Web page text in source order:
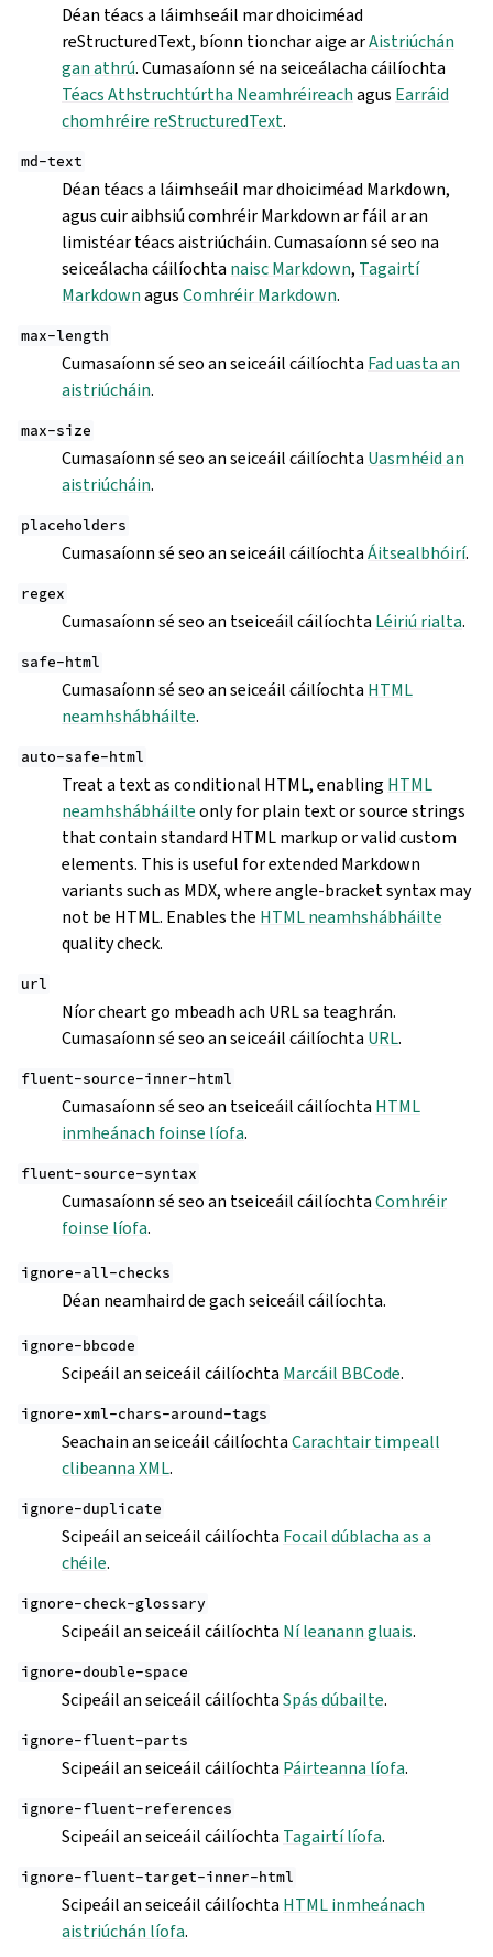
Déan téacs a láimhseáil mar dhoiciméad
reStructuredText, bíonn tionchar aige arAistriúchán
gan athrú. Cumasaíonn sé na seiceálacha cáilíochta
Téacs Athstruchtúrtha Neamhréireachagus Earráid
chomhréire reStructuredText.
md-text
Déan téacs a láimhseáil mar dhoiciméad Markdown,
agus cuir aibhsiú comhréir Markdown ar fáil ar an
limistéar téacs aistriúcháin. Cumasaíonn sé seo na
seiceálacha cáilíochta naisc Markdown, Tagairtí
MarkdownagusComhréir Markdown.
max-length
Cumasaíonn sé seo an seiceáil cáilíochta Fad uasta an
aistriúcháin.
max-size
Cumasaíonn sé seo an seiceáil cáilíochta Uasmhéid an
aistriúcháin.
placeholders
Cumasaíonn sé seo an seiceáil cáilíochtaÁitsealbhóirí.
regex
Cumasaíonn sé seo an tseiceáil cáilíochta Léiriú rialta.
safe-html
Cumasaíonn sé seo an seiceáil cáilíochta HTML
neamhshábháilte.
auto-safe-html
Treat a text as conditional HTML, enabling HTML
neamhshábháilteonly for plain text or source strings
that contain standard HTML markup or valid custom
elements. This is useful for extended Markdown
variants such as MDX, where angle-bracket syntax may
not be HTML. Enables the HTML neamhshábháilte
quality check.
url
Níor cheart go mbeadh ach URL sa teaghrán.
Cumasaíonn sé seo an seiceáil cáilíochta URL.
fluent-source-inner-html
Cumasaíonn sé seo an tseiceáil cáilíochta HTML
inmheánach foinse líofa.
fluent-source-syntax
Cumasaíonn sé seo an tseiceáil cáilíochtaComhréir
foinse líofa.
ignore-all-checks
Déan neamhaird de gach seiceáil cáilíochta.
ignore-bbcode
Scipeáil an seiceáil cáilíochta Marcáil BBCode.
ignore-xml-chars-around-tags
Seachain an seiceáil cáilíochtaCarachtair timpeall
clibeanna XML.
ignore-duplicate
Scipeáil an seiceáil cáilíochta Focail dúblacha as a
chéile.
ignore-check-glossary
Scipeáil an seiceáil cáilíochta Ní leanann gluais.
ignore-double-space
Scipeáil an seiceáil cáilíochtaSpás dúbailte.
ignore-fluent-parts
Scipeáil an seiceáil cáilíochta Páirteanna líofa.
ignore-fluent-references
Scipeáil an seiceáil cáilíochta Tagairtí líofa.
ignore-fluent-target-inner-html
Scipeáil an seiceáil cáilíochta HTML inmheánach
aistriúchán líofa.